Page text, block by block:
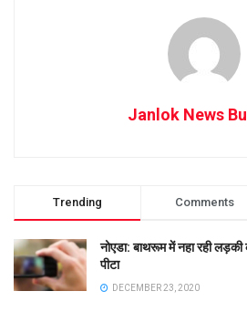
Janlok News
Trending Comments
नोएडा: बाथरूम में नहा रही लड़की
पीटा
DECEMBER 23, 2020